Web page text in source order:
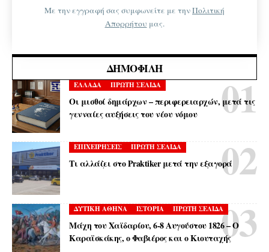
Με την εγγραφή σας συμφωνείτε με τηνΠολιτική
Απορρήτου μας.
ΔΗΜΟΦΙΛΉ
ΕΛΛΑΔΑ ΠΡΩΤΗ ΣΕΛΙΔΑ
Οι μισθοί δημάρχων – περιφερειαρχών, μετά τις
γενναίες αυξήσεις του νέου νόμου
ΕΠΙΧΕΙΡΗΣΕΙΣ ΠΡΩΤΗ ΣΕΛΙΔΑ
Τι αλλάζει στο Praktiker μετά την εξαγορά
ΔΥΤΙΚΗ ΑΘΗΝΑ ΙΣΤΟΡΙΑ ΠΡΩΤΗ ΣΕΛΙΔΑ
Μάχη του Χαϊδαρίου, 6-8 Αυγούστου 1826 – Ο
Καραϊσκάκης, ο Φαβιέρος και ο Κιουταχής